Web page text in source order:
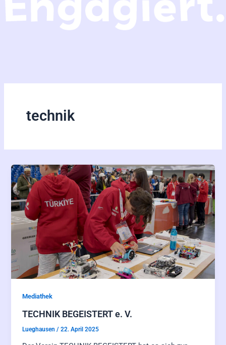
technik
Mediathek
TECHNIK BEGEISTERT e. V.
Lueghausen/22. April 2025